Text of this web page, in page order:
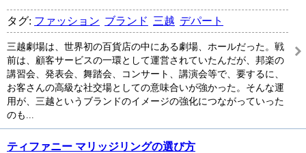
タグ: ファッション ブランド 三越 デパート
三越劇場は、世界初の百貨店の中にある劇場、ホールだった。戦
前は、顧客サービスの一環として運営されていたんだが、邦楽の
講習会、発表会、舞踏会、コンサート、講演会等で、要するに、
お客さんの高級な社交場としての意味合いが強かった。そんな運
用が、三越というブランドのイメージの強化につながっていった
のも...
ティファニー マリッジリングの選び方